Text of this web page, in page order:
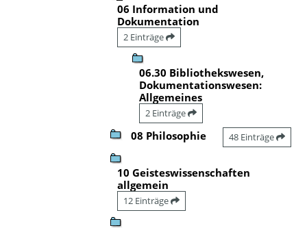
06 Information und
Dokumentation
2 Einträge
06.30 Bibliothekswesen,
Dokumentationswesen:
Allgemeines
2 Einträge
08 Philosophie 48 Einträge
10 Geisteswissenschaften
allgemein
12 Einträge